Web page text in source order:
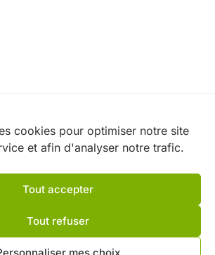
cookies pour optimiser notre site
et afin d'analyser notre trafic.
Tout accepter
Tout refuser
mes choix